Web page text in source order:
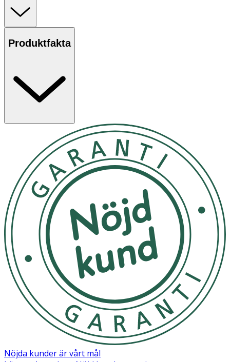
Produktfakta
Nöjda kunder är vårt mål